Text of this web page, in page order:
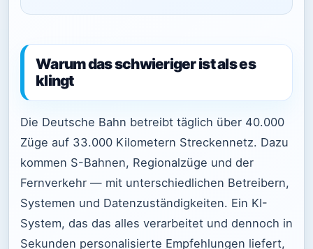
Warum das schwieriger ist als es
klingt
Die Deutsche Bahn betreibt täglich über 40.000
Züge auf 33.000 Kilometern Streckennetz. Dazu
kommen S-Bahnen, Regionalzüge und der
Fernverkehr — mit unterschiedlichen Betreibern,
Systemen und Datenzuständigkeiten. Ein KI-
System, das das alles verarbeitet und dennoch in
Sekunden personalisierte Empfehlungen liefert,